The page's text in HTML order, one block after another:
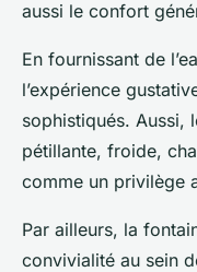
aussi le confort
En fournissant de
l’expérience
sophistiqués. Aussi,
pétillante, froide,
comme un privilège
Par ailleurs, la
convivialité au sein